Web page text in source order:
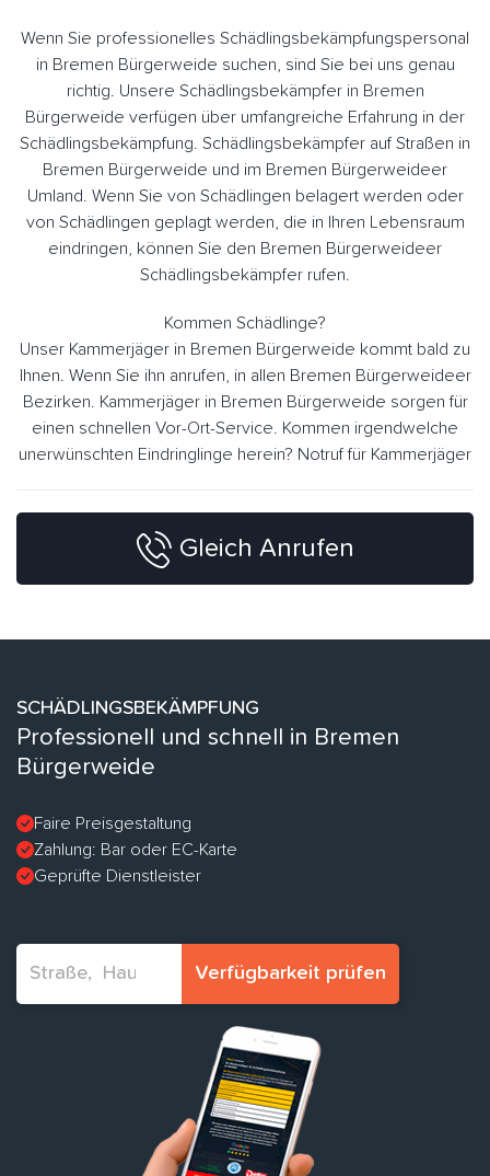
Wenn Sie professionelles Schädlingsbekämpfungspersonal
in Bremen Bürgerweide suchen, sind Sie bei uns genau
richtig. Unsere Schädlingsbekämpfer in Bremen
Bürgerweide verfügen über umfangreiche Erfahrung in der
Schädlingsbekämpfung. Schädlingsbekämpfer auf Straßen in
Bremen Bürgerweide und im Bremen Bürgerweideer
Umland. Wenn Sie von Schädlingen belagert werden oder
von Schädlingen geplagt werden, die in Ihren Lebensraum
eindringen, können Sie den Bremen Bürgerweideer
Schädlingsbekämpfer rufen.
Kommen Schädlinge?
Unser Kammerjäger in Bremen Bürgerweide kommt bald zu
Ihnen. Wenn Sie ihn anrufen, in allen Bremen Bürgerweideer
Bezirken. Kammerjäger in Bremen Bürgerweide sorgen für
einen schnellen Vor-Ort-Service. Kommen irgendwelche
unerwünschten Eindringlinge herein? Notruf für Kammerjäger
Gleich Anrufen
SCHÄDLINGSBEKÄMPFUNG
Professionell und schnell in Bremen
Bürgerweide
Faire Preisgestaltung
Zahlung: Bar oder EC-Karte
Geprüfte Dienstleister
Verfügbarkeit prüfen